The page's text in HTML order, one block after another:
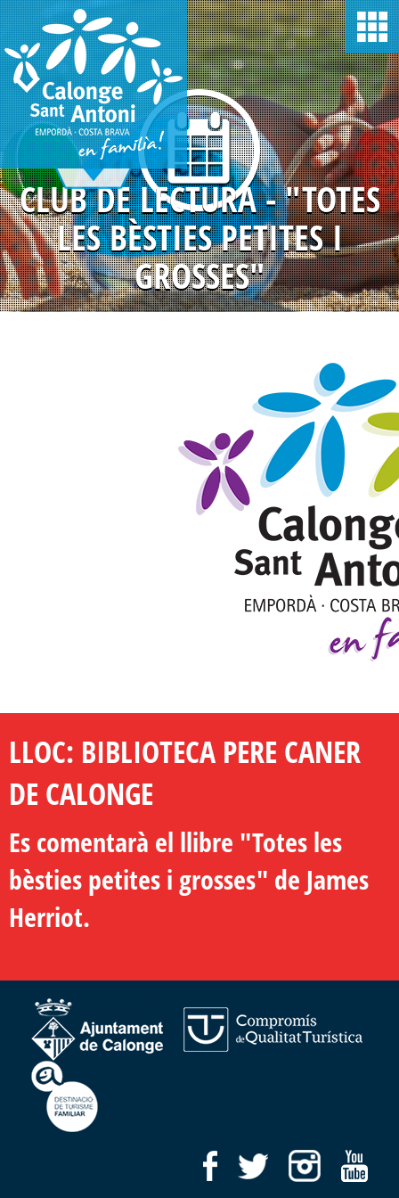
Vés
al
contingut
CLUB DE LECTURA - "TOTES
LES BÈSTIES PETITES I
GROSSES"
LLOC: BIBLIOTECA PERE CANER
DE CALONGE
Es comentarà el llibre "Totes les
bèsties petites i grosses" de James
Herriot.